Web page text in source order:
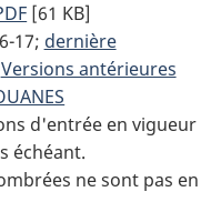
Texte
complet
:
Décret
imposant
une
surtaxe
[61 KB]
17; dernière
Versions antérieures
d'entrée en vigueur
échéant.
ne sont pas en